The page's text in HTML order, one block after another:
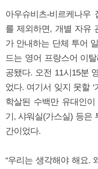
아우슈비츠-비르케나우
를 제외하면, 개별 자유
가 안내하는 단체 투어
드는 영어 프랑스어 이
공됐다. 오전 11시15분
었다. 여기서 잊지 못할
학살된 수백만 유대인
기, 샤워실(가스실) 등은
간이었다.
“우리는 생각해야 해요.